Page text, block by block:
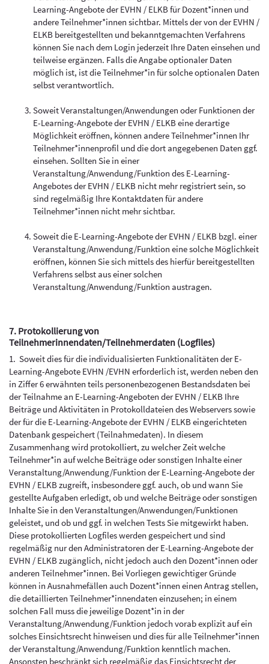
Learning-Angebote der EVHN / ELKB für Dozent*innen und
andere Teilnehmer*innen sichtbar. Mittels der von der EVHN /
ELKB bereitgestellten und bekanntgemachten Verfahrens
können Sie nach dem Login jederzeit Ihre Daten einsehen und
teilweise ergänzen. Falls die Angabe optionaler Daten
möglich ist, ist die Teilnehmer*in für solche optionalen Daten
selbst verantwortlich.
Soweit Veranstaltungen/Anwendungen oder Funktionen der
E-Learning-Angebote der EVHN / ELKB eine derartige
Möglichkeit eröffnen, können andere Teilnehmer*innen Ihr
Teilnehmer*innenprofil und die dort angegebenen Daten ggf.
einsehen. Sollten Sie in einer
Veranstaltung/Anwendung/Funktion des E-Learning-
Angebotes der EVHN / ELKB nicht mehr registriert sein, so
sind regelmäßig Ihre Kontaktdaten für andere
Teilnehmer*innen nicht mehr sichtbar.
Soweit die E-Learning-Angebote der EVHN / ELKB bzgl. einer
Veranstaltung/Anwendung/Funktion eine solche Möglichkeit
eröffnen, können Sie sich mittels des hierfür bereitgestellten
Verfahrens selbst aus einer solchen
Veranstaltung/Anwendung/Funktion austragen.
7. Protokollierung von
Teilnehmerinnendaten/Teilnehmerdaten (Logfiles)
1. Soweit dies für die individualisierten Funktionalitäten der E-
Learning-Angebote EVHN /EVHN erforderlich ist, werden neben den
in Ziffer 6 erwähnten teils personenbezogenen Bestandsdaten bei
der Teilnahme an E-Learning-Angeboten der EVHN / ELKB Ihre
Beiträge und Aktivitäten in Protokolldateien des Webservers sowie
der für die E-Learning-Angebote der EVHN / ELKB eingerichteten
Datenbank gespeichert (Teilnahmedaten). In diesem
Zusammenhang wird protokolliert, zu welcher Zeit welche
Teilnehmer*in auf welche Beiträge oder sonstigen Inhalte einer
Veranstaltung/Anwendung/Funktion der E-Learning-Angebote der
EVHN / ELKB zugreift, insbesondere ggf. auch, ob und wann Sie
gestellte Aufgaben erledigt, ob und welche Beiträge oder sonstigen
Inhalte Sie in den Veranstaltungen/Anwendungen/Funktionen
geleistet, und ob und ggf. in welchen Tests Sie mitgewirkt haben.
Diese protokollierten Logfiles werden gespeichert und sind
regelmäßig nur den Administratoren der E-Learning-Angebote der
EVHN / ELKB zugänglich, nicht jedoch auch den Dozent*innen oder
anderen Teilnehmer*innen. Bei Vorliegen gewichtiger Gründe
können in Ausnahmefällen auch Dozent*innen einen Antrag stellen,
die detaillierten Teilnehmer*innendaten einzusehen; in einem
solchen Fall muss die jeweilige Dozent*in in der
Veranstaltung/Anwendung/Funktion jedoch vorab explizit auf ein
solches Einsichtsrecht hinweisen und dies für alle Teilnehmer*innen
der Veranstaltung/Anwendung/Funktion kenntlich machen.
Ansonsten beschränkt sich regelmäßig das Einsichtsrecht der